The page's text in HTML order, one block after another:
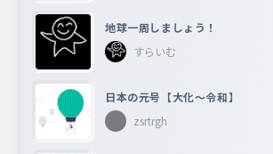
地球一周しましょう！
すらいむ
日本の元号【大化〜令和】
zsrtrgh